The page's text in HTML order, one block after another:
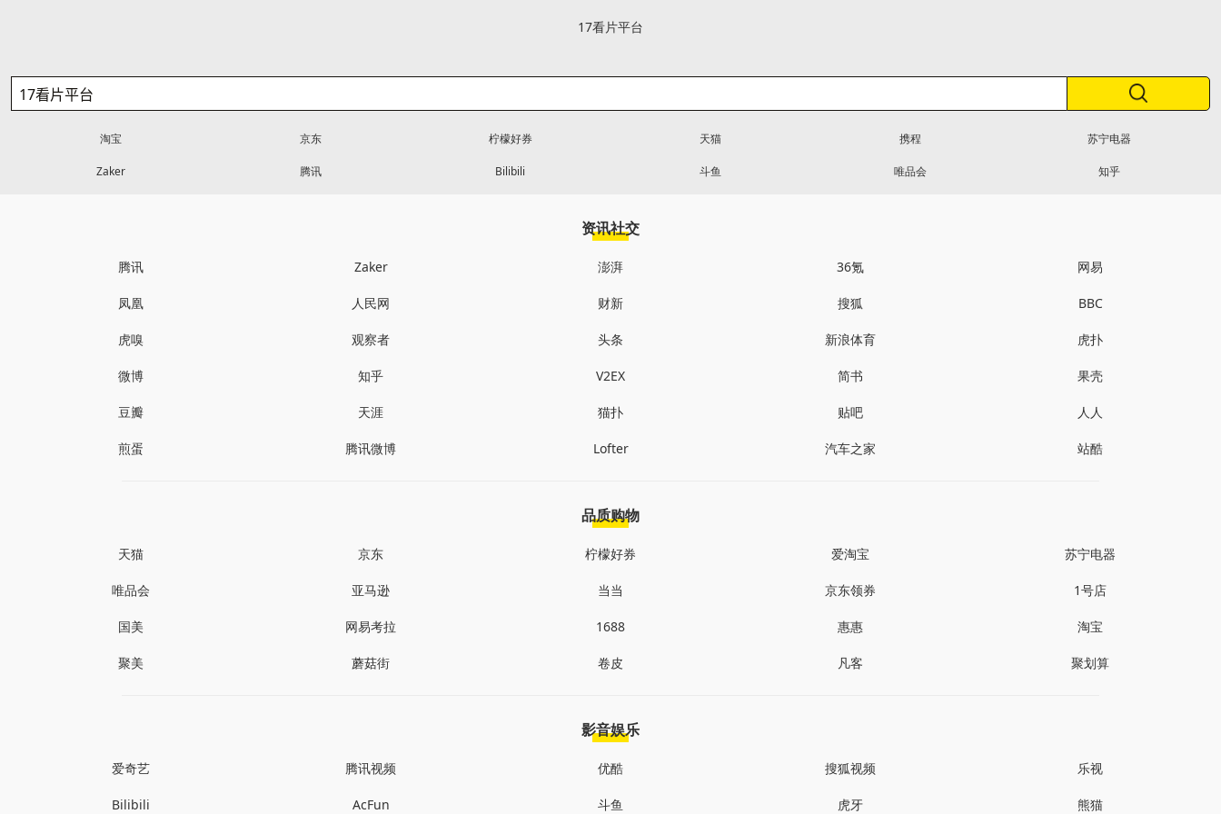
17看片平台
淘宝 京东 柠檬好券 天猫 携程 苏宁电器
Zaker 腾讯 Bilibili 斗鱼 唯品会 知乎
资讯社交
腾讯 Zaker 澎湃 36氪 网易
凤凰 人民网 财新 搜狐 BBC
虎嗅 观察者 头条 新浪体育 虎扑
微博 知乎 V2EX 简书 果壳
豆瓣 天涯 猫扑 贴吧 人人
煎蛋 腾讯微博 Lofter 汽车之家 站酷
品质购物
天猫 京东 柠檬好券 爱淘宝 苏宁电器
唯品会 亚马逊 当当 京东领券 1号店
国美 网易考拉 1688 惠惠 淘宝
聚美 蘑菇街 卷皮 凡客 聚划算
影音娱乐
爱奇艺 腾讯视频 优酷 搜狐视频 乐视
Bilibili AcFun 斗鱼 虎牙 熊猫